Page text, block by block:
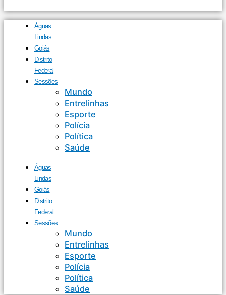
Águas
Lindas
Goiás
Distrito
Federal
Sessões
Mundo
Entrelinhas
Esporte
Polícia
Política
Saúde
Águas
Lindas
Goiás
Distrito
Federal
Sessões
Mundo
Entrelinhas
Esporte
Polícia
Política
Saúde